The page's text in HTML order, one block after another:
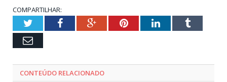
COMPARTILHAR:
TwitterFacebookGoogle+PinterestLinkedInTumblr
Email
CONTEÚDO RELACIONADO